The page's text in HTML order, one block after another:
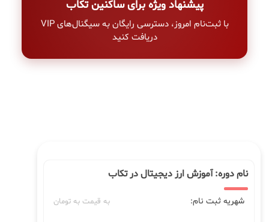
پیشنهاد ویژه برای ساکنین تکاب
با ثبت‌نام امروز، دسترسی رایگان به سیگنال‌های VIP
دریافت کنید
نام دوره: آموزش ارز دیجیتال در تکاب
شهریه ثبت نام: به قیمت به تومان